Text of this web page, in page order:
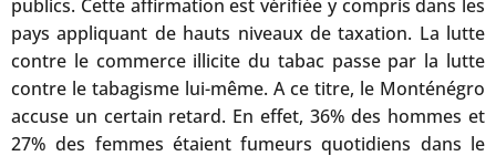
publics. Cette affirmation est vérifiée y compris dans les
pays appliquant de hauts niveaux de taxation. La lutte
contre le commerce illicite du tabac passe par la lutte
contre le tabagisme lui-même. A ce titre, le Monténégro
accuse un certain retard. En effet, 36% des hommes et
27% des femmes étaient fumeurs quotidiens dans le